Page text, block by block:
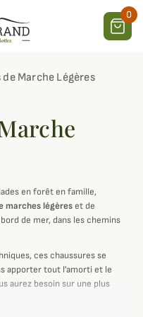
0
Marche Légères
en forêt en famille,
marches légèreset de
de mer, dans les chemins
ces chaussures se
apporter tout l'amorti et le
aurez besoin sur une plus